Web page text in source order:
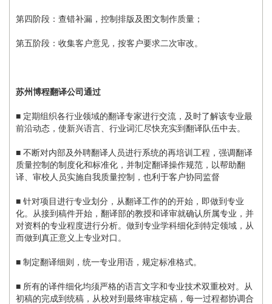
第四阶段：查错补漏，控制排版及图文制作质量；
第五阶段：收集客户意见，按客户要求二次审改。
苏州博程翻译公司通过
■ 定期组织各行业领域的翻译专家进行交流，及时了解该专业最
前沿动态，使新兴语言、行业词汇尽快充实到翻译队伍中去。
■ 不断对内部及外聘翻译人员进行系统的再培训工程，强调翻译
质量控制的制度化和标准化，并制定翻译操作规范，以帮助翻
译、审校人员实施自我质量控制，也利于客户协同监督
■ 针对项目进行专业划分，从翻译工作的的开始，即做到专业
化。从接到稿件开始，翻译部的教授和译审就确认所属专业，并
对资料的专业程度进行分析。做到专业学科细化到特定领域，从
而做到真正意义上专业对口。
■ 制定翻译细则，统一专业用语，规定标准格式。
■ 所有的译件细化均须严格的语言文字和专业技术双重校对。从
初稿的完成到统稿，从校对到最终审核定稿，每一过程都协调合